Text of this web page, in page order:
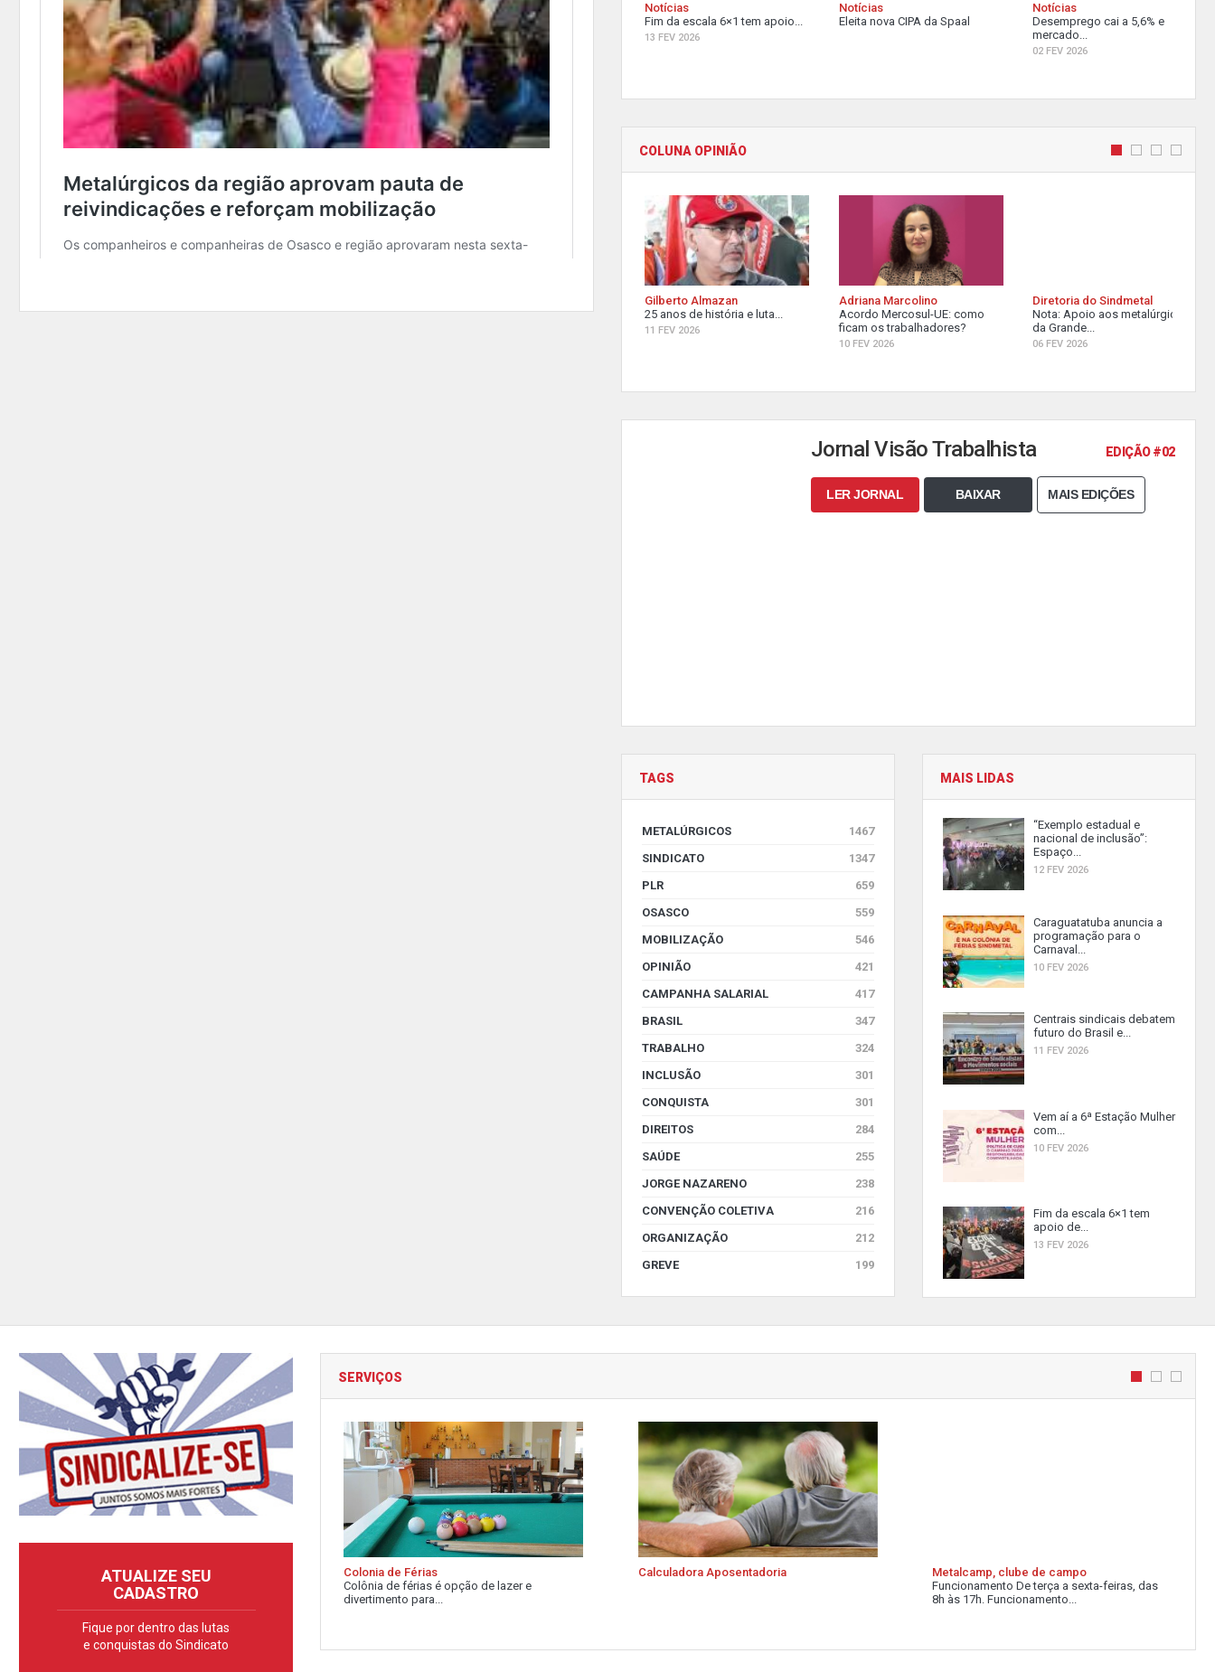
Notícias
Fim da escala 6×1 tem apoio...
13 FEV 2026
Notícias
Eleita nova CIPA da Spaal
Notícias
Desemprego cai a 5,6% e
mercado...
02 FEV 2026
COLUNA OPINIÃO
Gilberto Almazan
25 anos de história e luta...
11 FEV 2026
Adriana Marcolino
Acordo Mercosul-UE: como
ficam os trabalhadores?
10 FEV 2026
Diretoria do Sindmetal
Nota: Apoio aos metalúrgicos
da Grande...
06 FEV 2026
Jornal Visão Trabalhista EDIÇÃO #02
LER JORNAL BAIXAR MAIS EDIÇÕES
TAGS
METALÚRGICOS
1467
SINDICATO
1347
PLR
659
OSASCO
559
MOBILIZAÇÃO
546
OPINIÃO
421
CAMPANHA SALARIAL
417
BRASIL
347
TRABALHO
324
INCLUSÃO
301
CONQUISTA
301
DIREITOS
284
SAÚDE
255
JORGE NAZARENO
238
CONVENÇÃO COLETIVA
216
ORGANIZAÇÃO
212
GREVE
199
MAIS LIDAS
“Exemplo estadual e
nacional de inclusão”:
Espaço...
12 FEV 2026
Caraguatatuba anuncia a
programação para o
Carnaval...
10 FEV 2026
Centrais sindicais debatem
futuro do Brasil e...
11 FEV 2026
Vem aí a 6ª Estação Mulher
com...
10 FEV 2026
Fim da escala 6×1 tem
apoio de...
13 FEV 2026
ATUALIZE SEU
CADASTRO
Fique por dentro das lutas
e conquistas do Sindicato
SERVIÇOS
Colonia de Férias
Colônia de férias é opção de lazer e
divertimento para...
Calculadora Aposentadoria
Metalcamp, clube de campo
Funcionamento De terça a sexta-feiras, das
8h às 17h. Funcionamento...